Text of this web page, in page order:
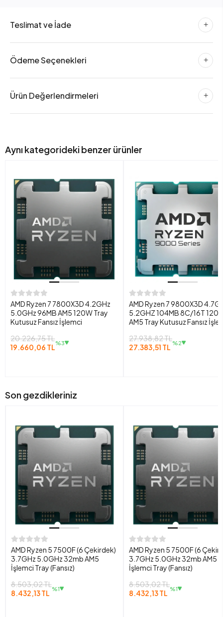
Teslimat ve İade
Ödeme Seçenekleri
Ürün Değerlendirmeleri
Aynı kategorideki benzer ürünler
AMD Ryzen 7 7800X3D 4.2GHz
5.0GHz 96MB AM5 120W Tray
Kutusuz Fansız İşlemci
20.226,75 TL
19.660,06 TL%3
AMD Ryzen 7 9800X3D
5.2GHZ 104MB 8C/16T
AM5 Tray Kutusuz Fansız
27.938,82 TL
27.383,51 TL %2
Son gezdikleriniz
AMD Ryzen 5 7500F (6 Çekirdek)
3.7GHz 5.0GHz 32mb AM5
İşlemci Tray (Fansız)
8.503,02 TL
8.432,13 TL %1
AMD Ryzen 5 7500F (6
3.7GHz 5.0GHz 32mb AM5
İşlemci Tray (Fansız)
8.503,02 TL
8.432,13 TL %1